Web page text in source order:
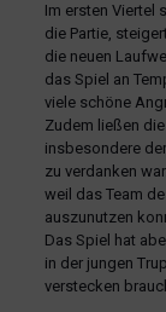
Im ersten Viertel
die Partie,
die neuen
das Spiel an
viele schöne
Zudem ließen
insbesondere
zu verdanken
weil das Team
auszunutzen
Das Spiel hat
in der jungen
verstecken